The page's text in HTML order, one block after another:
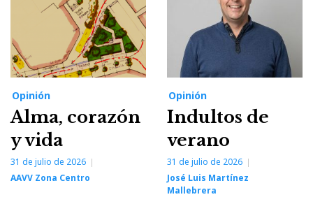
Opinión
Alma, corazón
y vida
31 de julio de 2026
AAVV Zona Centro
Opinión
Indultos de
verano
31 de julio de 2026
José Luis Martínez
Mallebrera